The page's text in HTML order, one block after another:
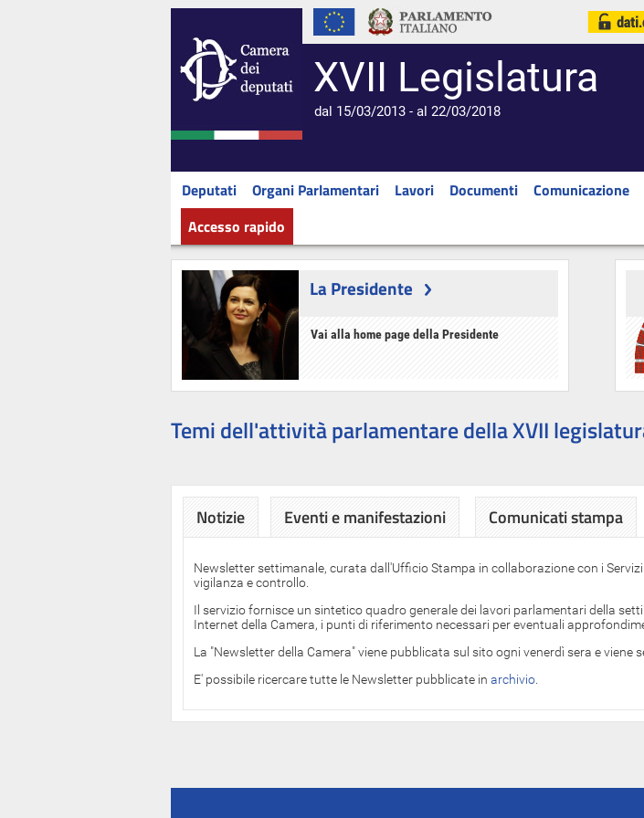
XVII Legislatura
dal 15/03/2013 - al 22/03/2018
Deputati Organi Parlamentari Lavori Documenti Comunicazione
Accesso rapido
La Presidente
Vai alla home page della Presidente
Temi dell'attività parlamentare della XVII
Notizie Eventi e manifestazioni Comunicati stampa
Newsletter settimanale, curata dall'Ufficio Stampa in collaborazione con i
vigilanza e controllo.
Il servizio fornisce un sintetico quadro generale dei lavori parlamentari della
Internet della Camera, i punti di riferimento necessari per eventuali
La "Newsletter della Camera" viene pubblicata sul sito ogni venerdì sera e
E' possibile ricercare tutte le Newsletter pubblicate in archivio